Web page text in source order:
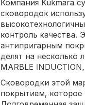
Компания Kukmara
сковородок
контроль качества.
антипригарным
делят на несколько
MARBLE
Сковородки этой
покрытием, которое